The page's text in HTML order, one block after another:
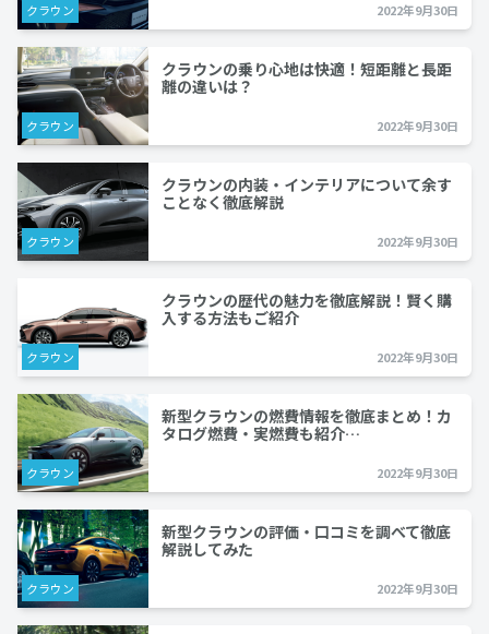
クラウン 2022年9月30日
クラウン
クラウンの乗り心地は快適！短距離と長距
離の違いは？
2022年9月30日
クラウン
クラウンの内装・インテリアについて余す
ことなく徹底解説
2022年9月30日
クラウン
クラウンの歴代の魅力を徹底解説！賢く購
入する方法もご紹介
2022年9月30日
クラウン
新型クラウンの燃費情報を徹底まとめ！カ
タログ燃費・実燃費も紹介…
2022年9月30日
クラウン
新型クラウンの評価・口コミを調べて徹底
解説してみた
2022年9月30日